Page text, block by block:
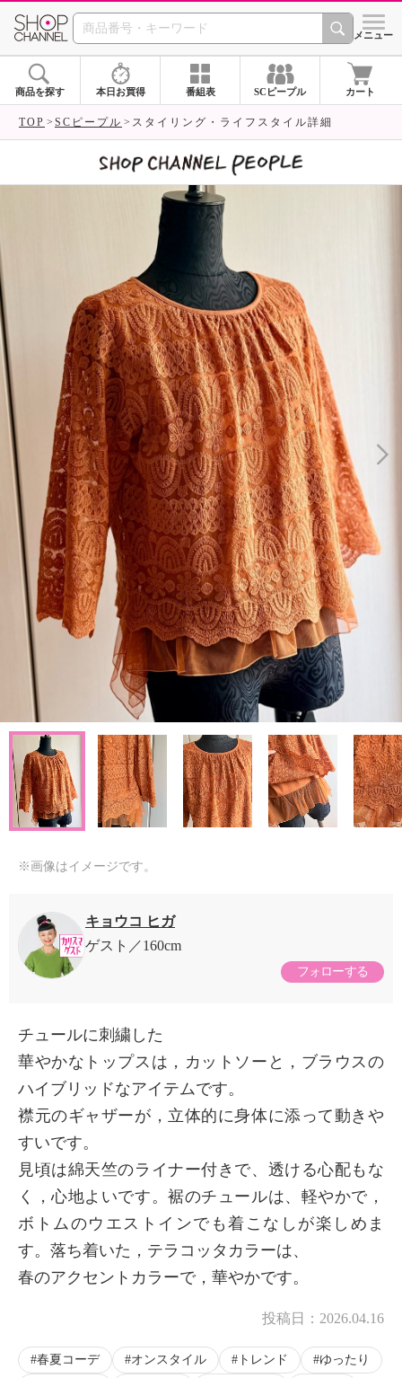
SHOP CHANNEL シメニュー
商品を探す 本日お買得 番組表 SCピープル カート
TOP SCピープル スタイリング・ライフスタイル詳細
※画像はイメージです。
キョウコ ヒガ
ゲスト
160cm
フォローする
チュールに刺繍した
華やかなトップスは，カットソーと，ブラウスの
ハイブリッドなアイテムです。
襟元のギャザーが，立体的に身体に添って動きや
すいです。
見頃は綿天竺のライナー付きで、透ける心配もな
く，心地よいです。裾のチュールは、軽やかで，
ボトムのウエストインでも着こなしが楽しめま
す。落ち着いた，テラコッタカラーは、
春のアクセントカラーで，華やかです。
投稿日： 2026.04.16
春夏コーデ オンスタイル トレンド
ゆったり